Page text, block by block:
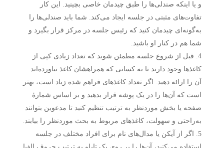
و یا اینکه صندلی‌ها را طبق چیدمان خاصی بچینید. این کار
تفاوت‌های مثبتی در جلسه ایجاد می‌کند. شما باید صندلی‌ها را
به‌گونه‌ای چیدمان کنید که رئیس جلسه در مرکز قرار بگیرد و
شما هم در کنار او باشید.
قبل از شروع جلسه مطمئن شوید که تعداد زیادی کپی از
کاغذها وجود دارند تا به کسانی که همراهشان کاغذ نیاورده‌اند
آن را ارائه دهید. اگر تعداد کاغذهای فراهم شده زیاد است، بهتر
است که آن‌ها را در یک پوشه قرار بدهید و بر اساس شمارهٔ
صفحه یا بخش موردنظر به ترتیب تنظیم کنید تا مدعوین بتوانند
به‌راحتی و سهولت، کاغذهای مربوط به بحث موردنظر را بیابند.
اگر از آیکن یا مدال‌های نام برای افراد مختلف در جلسه